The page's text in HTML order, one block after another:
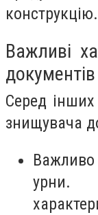
конструкцію.
Важливі
документів
Серед
знищувача